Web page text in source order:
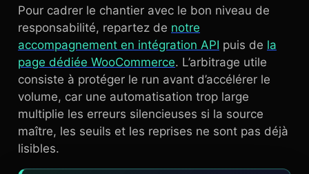
Pour cadrer le chantier avec le bon niveau de
responsabilité, repartez de notre
accompagnement en intégration API puis de la
page dédiée WooCommerce. L’arbitrage utile
consiste à protéger le run avant d’accélérer le
volume, car une automatisation trop large
multiplie les erreurs silencieuses si la source
maître, les seuils et les reprises ne sont pas déjà
lisibles.